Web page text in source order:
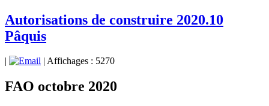
Autorisations de construire 2020.10
Pâquis
| Affichages : 5270
FAO octobre 2020